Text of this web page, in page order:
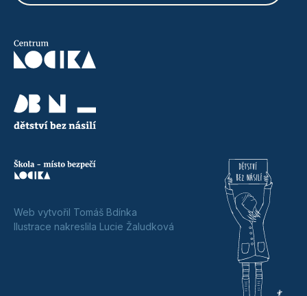
Web vytvořil Tomáš Bdínka
Ilustrace nakreslila Lucie Žaludková